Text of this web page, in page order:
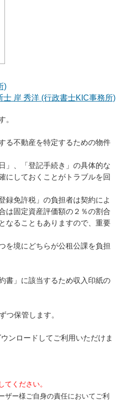
)
岸 秀洋 (行政書士KIC事務所)
。
る不動産を特定するための物件
」、「登記手続き」の具体的な
にしておくことがトラブルを回
録免許税」の負担者は契約によ
は固定資産評価額の２％の割合
なることもありますので、重要
を境にどちらが公租公課を負担
書」に該当するため収入印紙の
つ保管します。
ンロードしてご利用いただけま
ください。
ー様ご自身の責任においてご利